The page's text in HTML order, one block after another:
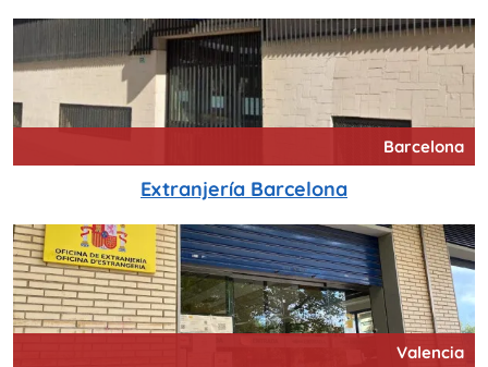
Barcelona
Extranjería Barcelona
Valencia